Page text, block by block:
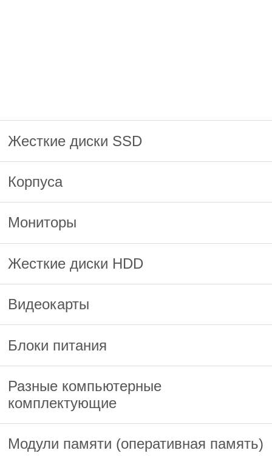
Жесткие диски SSD
Корпуса
Мониторы
Жесткие диски HDD
Видеокарты
Блоки питания
Разные компьютерные
комплектующие
Модули памяти (оперативная память)